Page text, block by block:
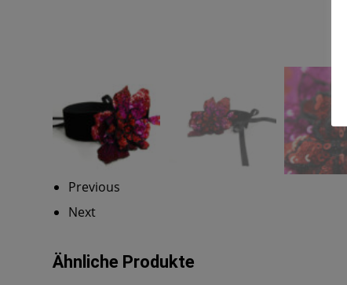
Previous
Next
Ähnliche Produkte